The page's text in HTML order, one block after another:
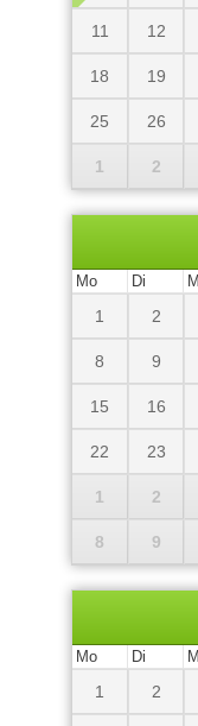
11 12
18 19
25 26
1 2
Mo Di
1 2
8 9
15 16
22 23
1 2
8 9
Mo Di
1 2